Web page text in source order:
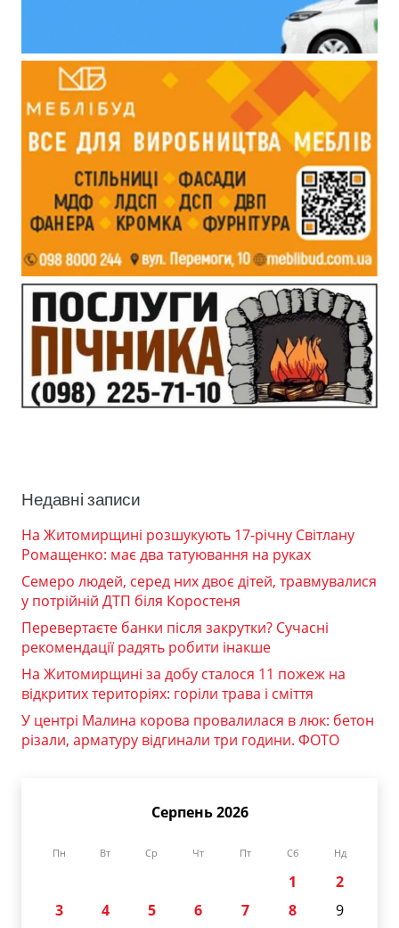
Недавні записи
На Житомирщині розшукують 17-річну Світлану
Ромащенко: має два татуювання на руках
Семеро людей, серед них двоє дітей, травмувалися
у потрійній ДТП біля Коростеня
Перевертаєте банки після закрутки? Сучасні
рекомендації радять робити інакше
На Житомирщині за добу сталося 11 пожеж на
відкритих територіях: горіли трава і сміття
У центрі Малина корова провалилася в люк: бетон
різали, арматуру відгинали три години. ФОТО
Серпень 2026
Пн Вт Ср Чт Пт Сб Нд
1
2
3
4 5 6 7 8
9